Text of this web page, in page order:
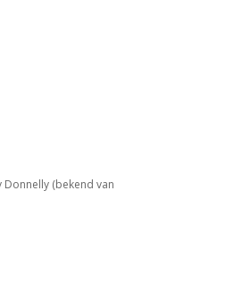
(bekend van